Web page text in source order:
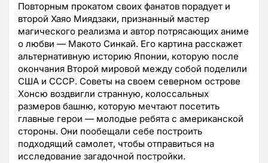
Повторным прокатом своих фанатов порадует и
второй Хаяо Миядзаки, признанный мастер
магического реализма и автор потрясающих аниме
о любви — Макото Синкай. Его картина расскажет
альтернативную историю Японии, которую после
окончания Второй мировой между собой поделили
США и СССР. Советы на своем северном острове
Хонсю воздвигли странную, колоссальных
размеров башню, которую мечтают посетить
главные герои — молодые ребята с американской
стороны. Они пообещали себе построить
подходящий самолет, чтобы отправиться на
исследование загадочной постройки.